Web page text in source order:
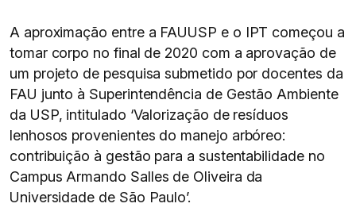
A aproximação entre a FAUUSP e o IPT começou a
tomar corpo no final de 2020 com a aprovação de
um projeto de pesquisa submetido por docentes da
FAU junto à Superintendência de Gestão Ambiente
da USP, intitulado ‘Valorização de resíduos
lenhosos provenientes do manejo arbóreo:
contribuição à gestão para a sustentabilidade no
Campus Armando Salles de Oliveira da
Universidade de São Paulo’.